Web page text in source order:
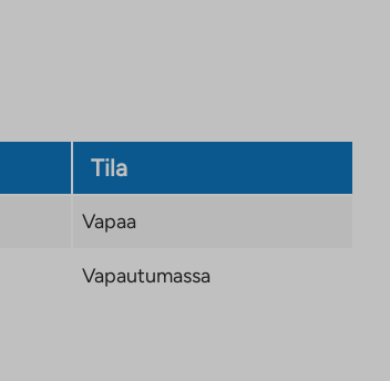
Tila
Vapaa
Vapautumassa